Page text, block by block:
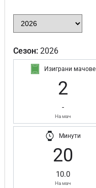
Сезон: 2026
Изиграни мачове
2
-
На мач
Минути
20
10.0
На мач